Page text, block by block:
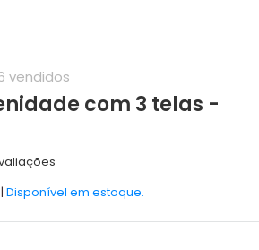
vendidos
com 3 telas -
| Disponível em estoque.